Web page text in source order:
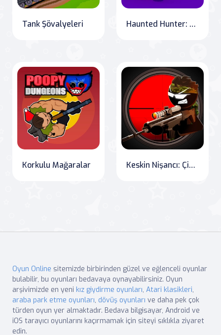
Tank Şövalyeleri Haunted Hunter: The Tale of Jack-O Gunner
Korkulu Mağaralar Keskin Nişancı: Çizgi Adam Operasyonları
Oyun Online sitemizde birbirinden güzel ve eğlenceli oyunlar
bulabilir, bu oyunları bedavaya oynayabilirsiniz. Oyun
arşivimizde en yeni kız giydirme oyunları, Atari klasikleri,
araba park etme oyunları, dövüş oyunları ve daha pek çok
türden oyun yer almaktadır. Bedava bilgisayar, Android ve
iOS tarayıcı oyunlarını kaçırmamak için siteyi sıklıkla ziyaret
edin.